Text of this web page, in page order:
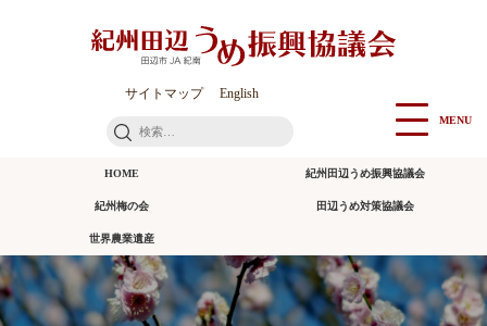
サイトマップ English
検
MENU
HOME 紀州田辺うめ振興協議会
紀州梅の会 田辺うめ対策協議会
世界農業遺産